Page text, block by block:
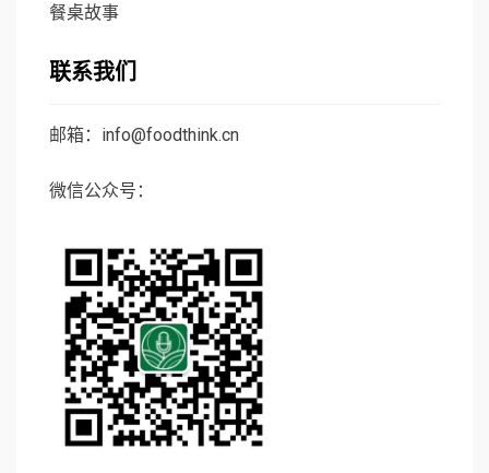
餐桌故事
联系我们
邮箱：info@foodthink.cn
微信公众号：